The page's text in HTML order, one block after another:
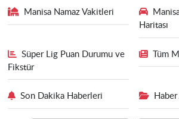
Manisa Namaz Vakitleri
Haritası
Süper Lig Puan Durumu ve
Fikstür
Tüm
Son Dakika Haberleri